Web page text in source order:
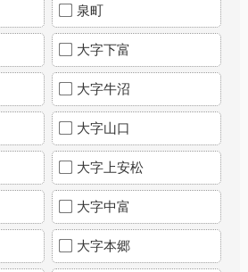
泉町
大字下富
大字牛沼
大字山口
大字上安松
大字中富
大字本郷